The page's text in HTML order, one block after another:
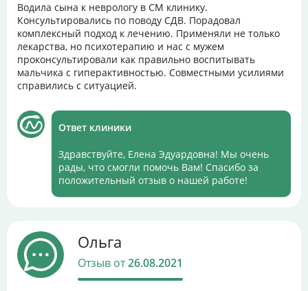
Водила сына к неврологу в СМ клинику.
Консультировались по поводу СДВ. Порадовал
комплексный подход к лечению. Применяли не только
лекарства, но психотерапию и нас с мужем
проконсультировали как правильно воспитывать
мальчика с гиперактивностью. Совместными усилиями
справились с ситуацией.
Ответ клиники
Здравствуйте, Елена Эдуардовна! Мы очень
рады, что смогли помочь Вам! Спасибо за
положительный отзыв о нашей работе!
Ольга
Отзыв от26.08.2021